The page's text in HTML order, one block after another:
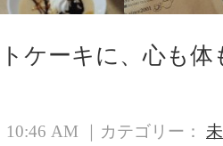
ケーキに、心も体
AM ｜カテゴリー：